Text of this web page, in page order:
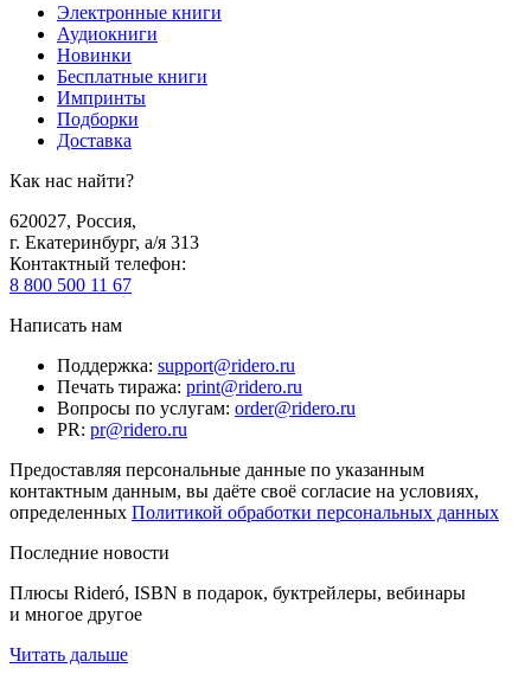
Электронные книги
Аудиокниги
Новинки
Бесплатные книги
Импринты
Подборки
Доставка
Как нас найти?
620027, Россия,
г. Екатеринбург, а/я 313
Контактный телефон:
8 800 500 11 67
Написать нам
Поддержка: support@ridero.ru
Печать тиража: print@ridero.ru
Вопросы по услугам: order@ridero.ru
PR: pr@ridero.ru
Предоставляя персональные данные по указанным
контактным данным, вы даёте своё согласие на условиях,
определенных Политикой обработки персональных данных
Последние новости
Плюсы Rideró, ISBN в подарок, буктрейлеры, вебинары
и многое другое
Читать дальше